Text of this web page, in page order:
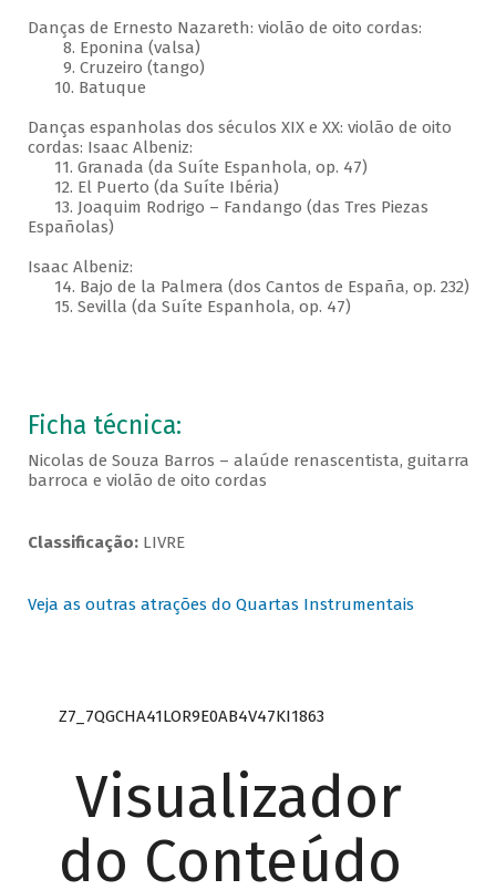
Danças de Ernesto Nazareth: violão de oito cordas:
8. Eponina (valsa)
9. Cruzeiro (tango)
10. Batuque
Danças espanholas dos séculos XIX e XX: violão de oito
cordas: Isaac Albeniz:
11. Granada (da Suíte Espanhola, op. 47)
12. El Puerto (da Suíte Ibéria)
13. Joaquim Rodrigo – Fandango (das Tres Piezas
Españolas)
Isaac Albeniz:
14. Bajo de la Palmera (dos Cantos de España, op. 232)
15. Sevilla (da Suíte Espanhola, op. 47)
Ficha técnica:
Nicolas de Souza Barros – alaúde renascentista, guitarra
barroca e violão de oito cordas
Classificação:LIVRE
Veja as outras atrações do Quartas Instrumentais
Z7_7QGCHA41LOR9E0AB4V47KI1863
Visualizador
do Conteúdo